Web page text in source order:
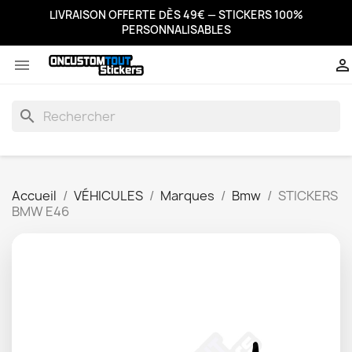
LIVRAISON OFFERTE DÈS 49€ — STICKERS 100%
PERSONNALISABLES
 
search
Accueil VÉHICULES Marques Bmw
STICKERS
BMW E46